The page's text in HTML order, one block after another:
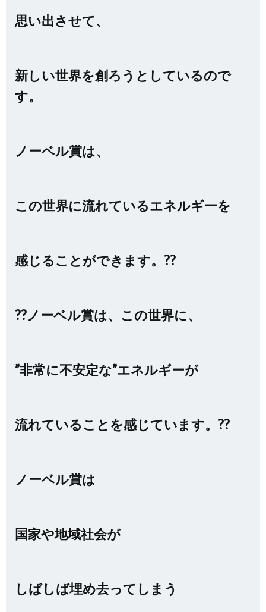
思い出させて、
新しい世界を創ろうとしているので
す。
ノーベル賞は、
この世界に流れているエネルギーを
感じることができます。??
??ノーベル賞は、この世界に、
”非常に不安定な”エネルギーが
流れていることを感じています。??
ノーベル賞は
国家や地域社会が
しばしば埋め去ってしまう